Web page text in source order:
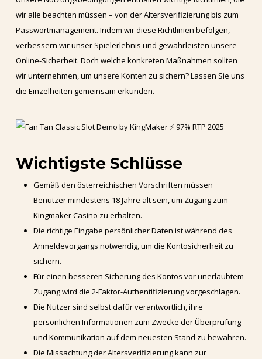
wir alle beachten müssen – von der Altersverifizierung bis zum
Passwortmanagement. Indem wir diese Richtlinien befolgen,
verbessern wir unser Spielerlebnis und gewährleisten unsere
Online-Sicherheit. Doch welche konkreten Maßnahmen sollten
wir unternehmen, um unsere Konten zu sichern? Lassen Sie uns
die Einzelheiten gemeinsam erkunden.
Wichtigste Schlüsse
Gemäß den österreichischen Vorschriften müssen
Benutzer mindestens 18 Jahre alt sein, um Zugang zum
Kingmaker Casino zu erhalten.
Die richtige Eingabe persönlicher Daten ist während des
Anmeldevorgangs notwendig, um die Kontosicherheit zu
sichern.
Für einen besseren Sicherung des Kontos vor unerlaubtem
Zugang wird die 2-Faktor-Authentifizierung vorgeschlagen.
Die Nutzer sind selbst dafür verantwortlich, ihre
persönlichen Informationen zum Zwecke der Überprüfung
und Kommunikation auf dem neuesten Stand zu bewahren.
Die Missachtung der Altersverifizierung kann zur